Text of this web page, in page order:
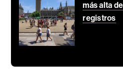
más alta
registros